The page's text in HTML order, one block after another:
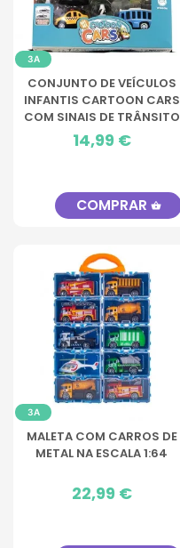
3A
CONJUNTO DE VEÍCULOS
INFANTIS CARTOON CARS
COM SINAIS DE TRÂNSITO
Preço
14,99 €
COMPRAR shopping_basket
3A
MALETA COM CARROS DE
METAL NA ESCALA 1:64
Preço
22,99 €